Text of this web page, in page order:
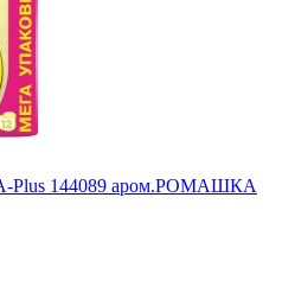
Plus 144089 аром.РОМАШКА